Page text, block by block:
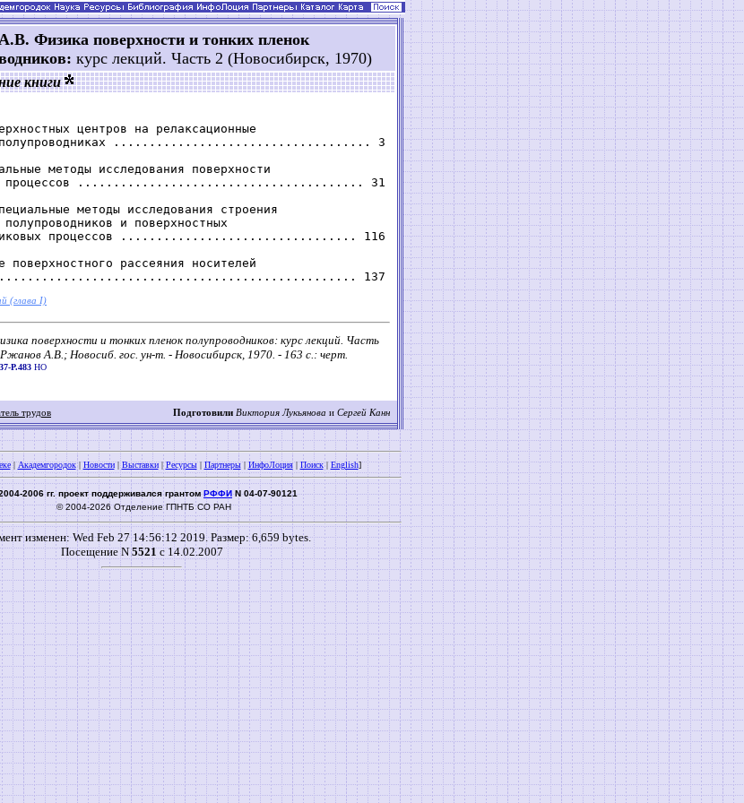
Физика поверхности и тонких пленок
курс лекций. Часть 2 (Новосибирск, 1970)
книги
центров на релаксационные
.................................... 3
методы исследования поверхности
процессов ........................................ 31
методы исследования строения
полупроводников и поверхностных
процессов ................................. 116
поверхностного рассеяния носителей
(глава I)
поверхности и тонких пленок полупроводников: курс лекций. Часть
А.В.; Новосиб. гос. ун-т. - Новосибирск, 1970. - 163 с.: черт.
Р.483НО
трудов Подготовили Виктория Лукьянова и Сергей Канн
|Академгородок|Новости|Выставки|Ресурсы|Партнеры|ИнфоЛоция|Поиск|English]
2006 гг. проект поддерживался грантомРФФИN 04-07-90121
© 2004-2026 Отделение ГПНТБ СО РАН
изменен: Wed Feb 27 14:56:12 2019. Размер: 6,659 bytes.
Посещение N5521с 14.02.2007